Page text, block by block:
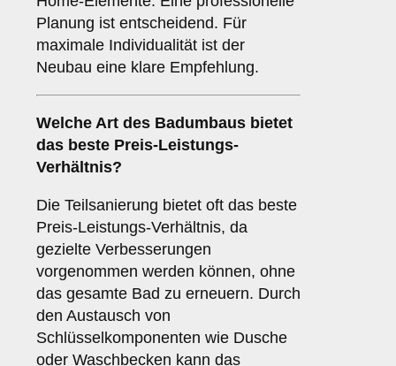
Planung ist entscheidend. Für
maximale Individualität ist der
Neubau eine klare Empfehlung.
Welche Art des Badumbaus bietet
das beste Preis-Leistungs-
Verhältnis?
Die Teilsanierung bietet oft das beste
Preis-Leistungs-Verhältnis, da
gezielte Verbesserungen
vorgenommen werden können, ohne
das gesamte Bad zu erneuern. Durch
den Austausch von
Schlüsselkomponenten wie Dusche
oder Waschbecken kann das